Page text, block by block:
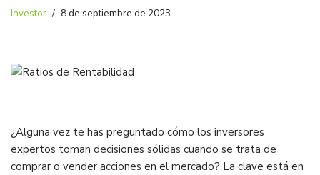
Investor 8 de septiembre de 2023
¿Alguna vez te has preguntado cómo los inversores
expertos toman decisiones sólidas cuando se trata de
comprar o vender acciones en el mercado? La clave está en